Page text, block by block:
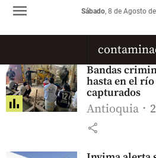
Colombia
Sábado, 8 de Agosto
menu
Bandas
hasta en el
capturados
Antioquia
share